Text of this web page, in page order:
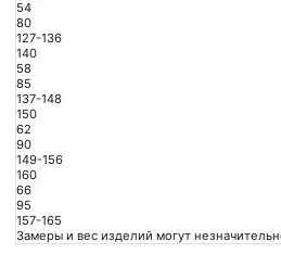
54
80
127-136
140
58
85
137-148
150
62
90
149-156
160
66
95
157-165
Замеры и вес изделий могут